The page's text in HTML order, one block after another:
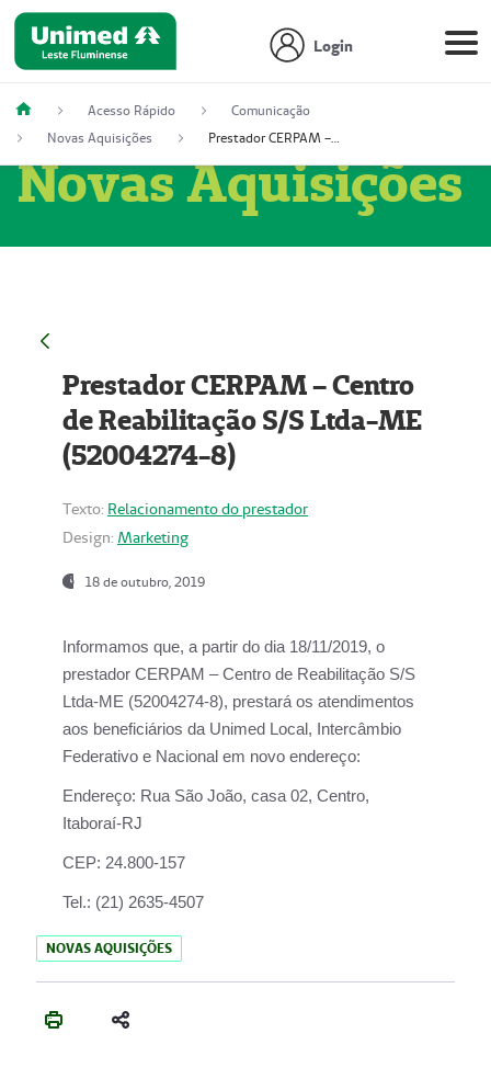
Login
Acesso Rápido
Comunicação
Novas Aquisições
Prestador CERPAM – Centro de Reabilitação S/S Ltda-ME (52004274-8)
Novas Aquisições
Prestador CERPAM – Centro
de Reabilitação S/S Ltda-ME
(52004274-8)
Texto: Relacionamento do prestador
Design: Marketing
18 de outubro, 2019
Informamos que, a partir do dia 18/11/2019, o
prestador CERPAM – Centro de Reabilitação S/S
Ltda-ME (52004274-8), prestará os atendimentos
aos beneficiários da Unimed Local, Intercâmbio
Federativo e Nacional em novo endereço:
Endereço: Rua São João, casa 02, Centro,
Itaboraí-RJ
CEP: 24.800-157
Tel.: (21) 2635-4507
NOVAS AQUISIÇÕES